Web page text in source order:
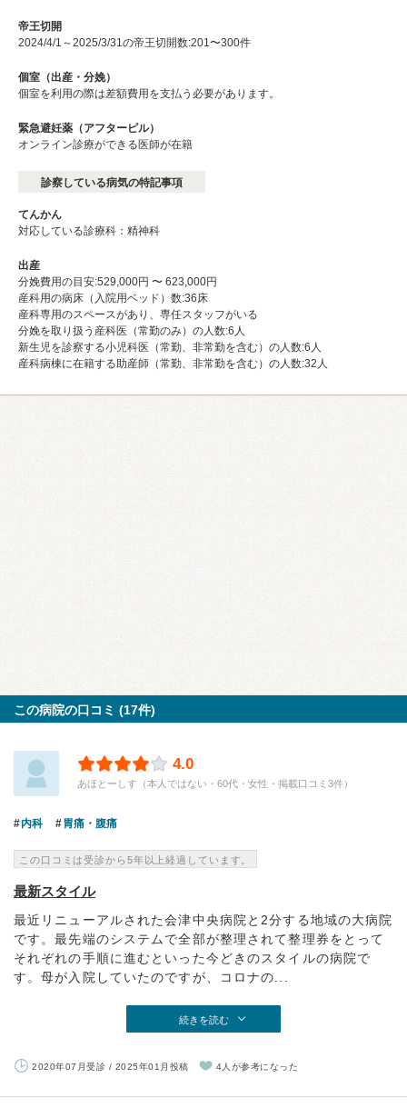
帝王切開
2024/4/1～2025/3/31の帝王切開数:201〜300件
個室（出産・分娩）
個室を利用の際は差額費用を支払う必要があります。
緊急避妊薬（アフターピル）
オンライン診療ができる医師が在籍
診察している病気の特記事項
てんかん
対応している診療科：精神科
出産
分娩費用の目安:529,000円 〜 623,000円
産科用の病床（入院用ベッド）数:36床
産科専用のスペースがあり、専任スタッフがいる
分娩を取り扱う産科医（常勤のみ）の人数:6人
新生児を診察する小児科医（常勤、非常勤を含む）の人数:6人
産科病棟に在籍する助産師（常勤、非常勤を含む）の人数:32人
この病院の口コミ (17件)
4.0
あほとーしす（本人ではない・60代・女性・掲載口コミ3件）
内科 胃痛・腹痛
この口コミは受診から5年以上経過しています。
最新スタイル
最近リニューアルされた会津中央病院と2分する地域の大病院
です。最先端のシステムで全部が整理されて整理券をとって
それぞれの手順に進むといった今どきのスタイルの病院で
す。母が入院していたのですが、コロナの...
続きを読む
2020年07月受診 / 2025年01月投稿 4人が参考になった